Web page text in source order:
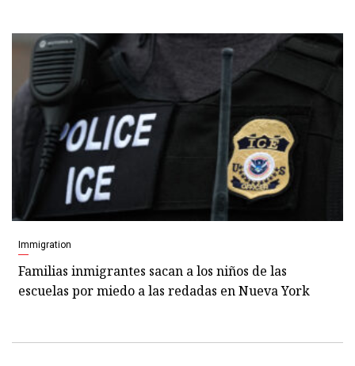
Immigration
Familias inmigrantes sacan a los niños de las
escuelas por miedo a las redadas en Nueva York